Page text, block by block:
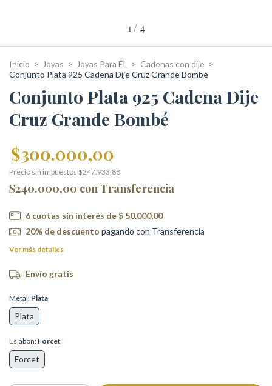
1 / 4
Inicio > Joyas > Joyas Para ÉL > Cadenas con dije >
Conjunto Plata 925 Cadena Dije Cruz Grande Bombé
Conjunto Plata 925 Cadena Dije
Cruz Grande Bombé
$300.000,00
Precio sin impuestos $247.933,88
$240.000,00 con Transferencia
6 cuotas sin interés de$ 50.000,00
20% de descuento pagando con Transferencia
Ver más detalles
Envío gratis
Metal: Plata
Plata
Eslabón: Forcet
Forcet